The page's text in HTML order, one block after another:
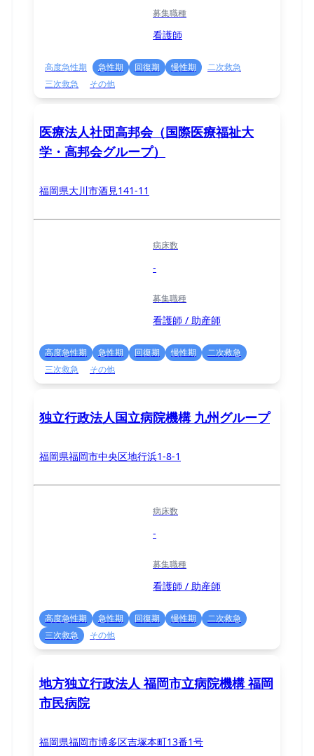
募集職種
看護師
高度急性期 急性期 回復期 慢性期
二次救急
三次救急
その他
医療法人社団高邦会（国際医療福祉大
学・高邦会グループ）
福岡県大川市酒見141-11
病床数
-
募集職種
看護師 / 助産師
高度急性期 急性期 回復期 慢性期
二次救急
三次救急
その他
独立行政法人国立病院機構 九州グループ
福岡県福岡市中央区地行浜1-8-1
病床数
-
募集職種
看護師 / 助産師
高度急性期 急性期 回復期 慢性期
二次救急
三次救急
その他
地方独立行政法人 福岡市立病院機構 福岡
市民病院
福岡県福岡市博多区吉塚本町13番1号